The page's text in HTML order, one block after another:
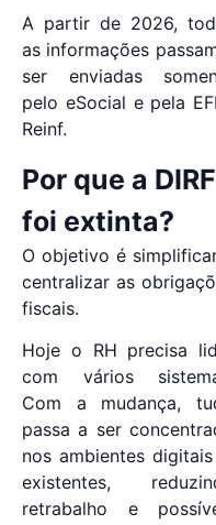
A partir de 2026,
as informações
ser enviadas
pelo eSocial e pela
Reinf.
Por que a DIRF
foi extinta?
O objetivo é
centralizar as
fiscais.
Hoje o RH precisa
com vários
Com a mudança,
passa a ser
nos ambientes
existentes,
retrabalho e